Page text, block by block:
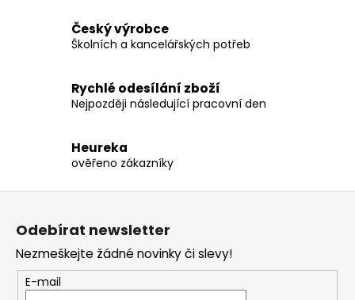
Český výrobce
Školních a kancelářských potřeb
Rychlé odesílání zboží
Nejpozději následující pracovní den
Heureka
ověřeno zákazníky
Odebírat newsletter
Nezmeškejte žádné novinky či slevy!
E-mail